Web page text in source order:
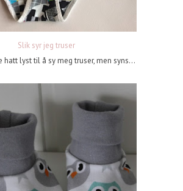
Slik syr jeg truser
hatt lyst til å sy meg truser, men syns...